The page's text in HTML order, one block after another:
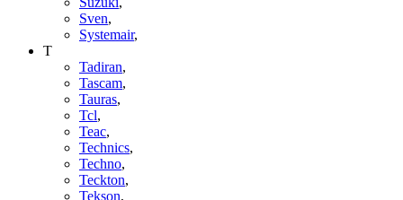
Sven,
Systemair,
T
Tadiran,
Tascam,
Tauras,
Tcl,
Teac,
Technics,
Techno,
Teckton,
Tekson,